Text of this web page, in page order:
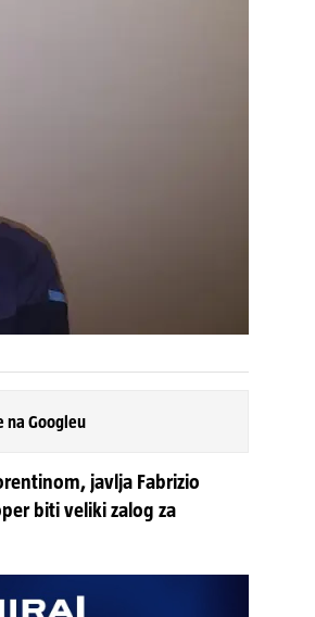
na Googleu
javlja Fabrizio
biti veliki zalog za